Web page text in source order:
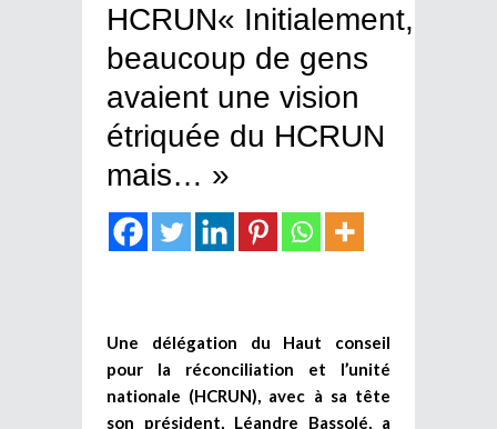
HCRUN« Initialement,
beaucoup de gens
avaient une vision
étriquée du HCRUN
mais… »
Une délégation du Haut conseil
pour la réconciliation et l’unité
nationale (HCRUN), avec à sa tête
son président, Léandre Bassolé, a